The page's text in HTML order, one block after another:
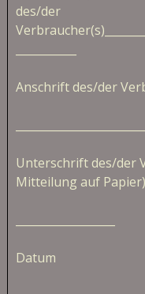
des/der
Verbraucher(s)
Anschrift des/der
Unterschrift des/der
Mitteilung auf Papier)
Datum